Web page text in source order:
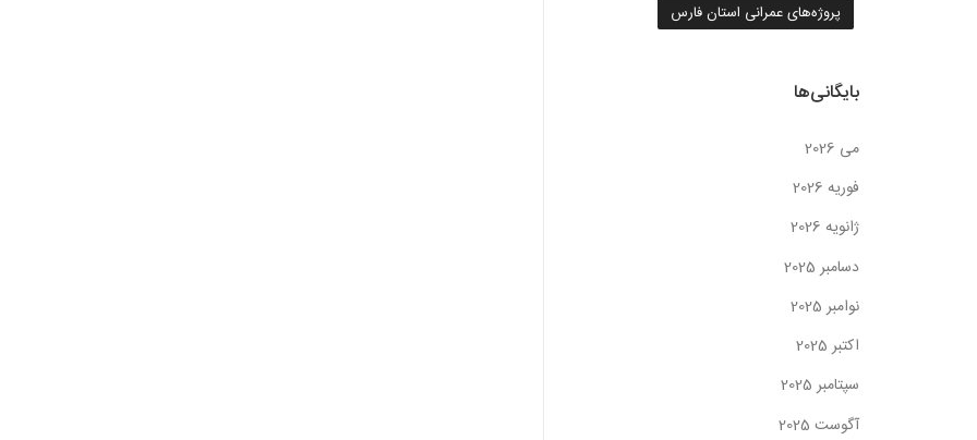
پروژه‌های عمرانی استان فارس
بایگانی‌ها
می 2026
فوریه 2026
ژانویه 2026
دسامبر 2025
نوامبر 2025
اکتبر 2025
سپتامبر 2025
آگوست 2025